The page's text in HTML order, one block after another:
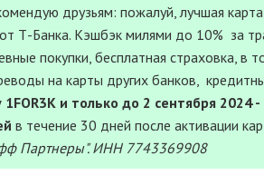
друзьям: пожалуй, лучшая
от Т-Банка. Кэшбэк милями до 10% за
покупки, бесплатная страховка, в
на карты других банков,
и только до 2 сентября 2024
в течение 30 дней после активации
Партнеры". ИНН 7743369908